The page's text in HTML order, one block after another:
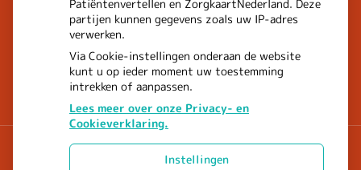
Patiëntenvertellen en ZorgkaartNederland. Deze
partijen kunnen gegevens zoals uw IP-adres
verwerken.
Via Cookie-instellingen onderaan de website
kunt u op ieder moment uw toestemming
intrekken of aanpassen.
Lees meer over onze Privacy- en
Cookieverklaring.
Instellingen